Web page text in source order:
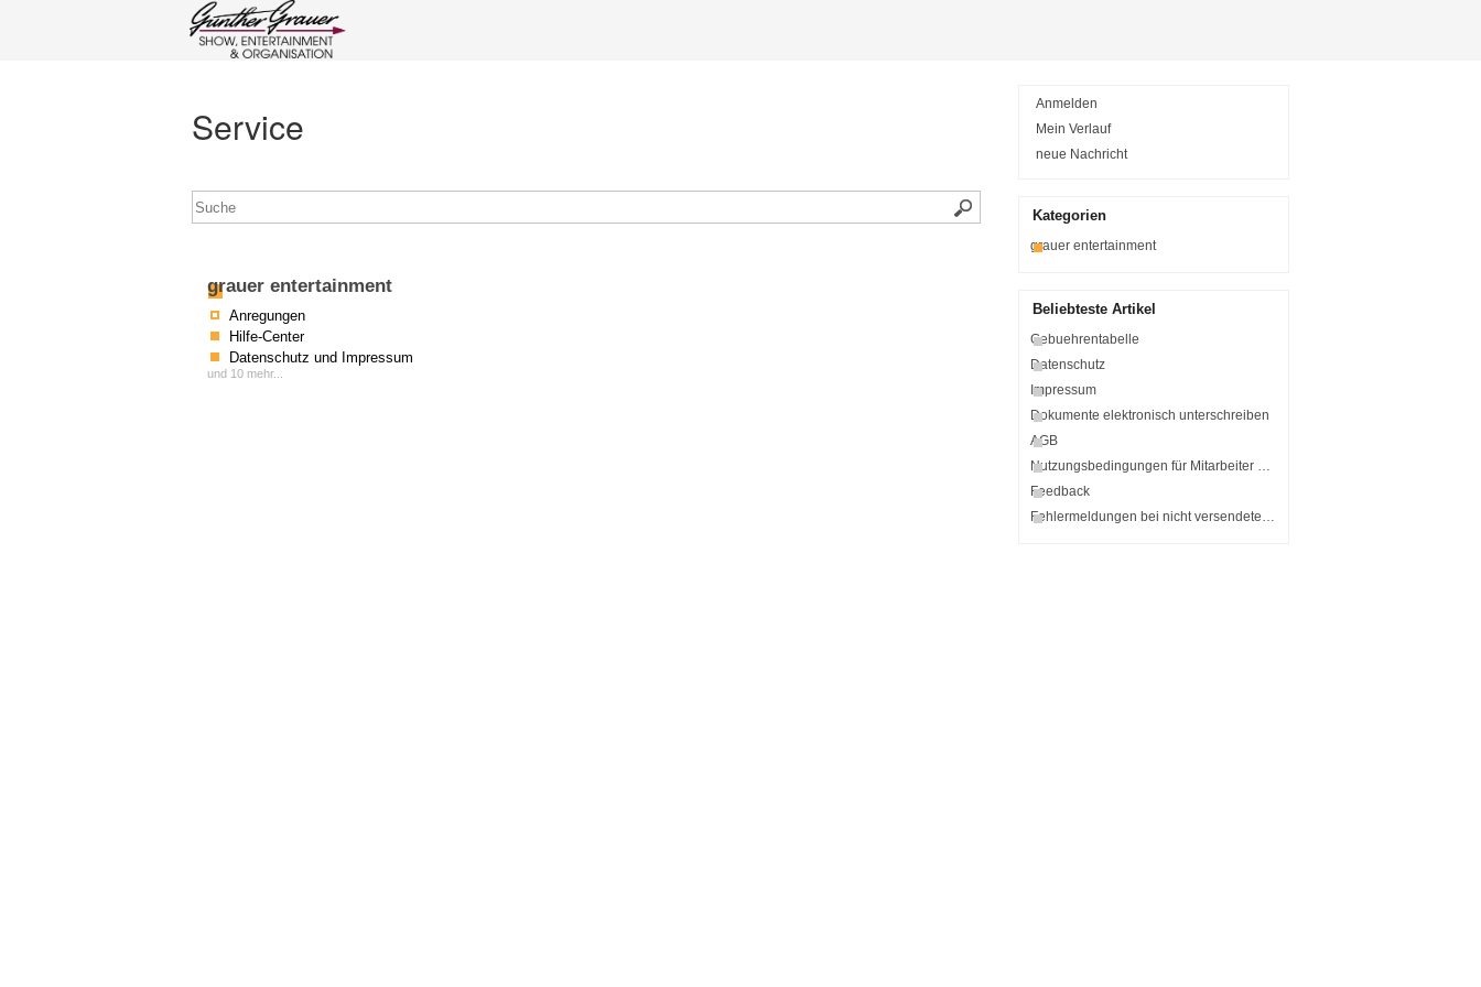
Service
grauer entertainment
Anregungen
Hilfe-Center
Datenschutz und Impressum
und 10 mehr...
Anmelden
Mein Verlauf
neue Nachricht
Kategorien
grauer entertainment
Beliebteste Artikel
Gebuehrentabelle
Datenschutz
Impressum
Dokumente elektronisch unterschreiben
AGB
Nutzungsbedingungen für Mitarbeiter einer Organisation
Feedback
Fehlermeldungen bei nicht versendeten Nachrichten